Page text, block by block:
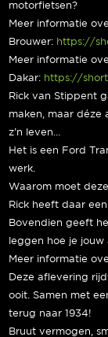
motorfietsen?
Meer informatie
Brouwer: https://
Meer informatie
Dakar: https://
Rick van Stippent
maken, maar déze
z’n leven…
Het is een Ford
werk.
Waarom moet
Rick heeft daar
Bovendien geeft
leggen hoe je
Meer informatie
Deze aflevering
ooit. Samen met
terug naar 1934!
Bruut vermogen,